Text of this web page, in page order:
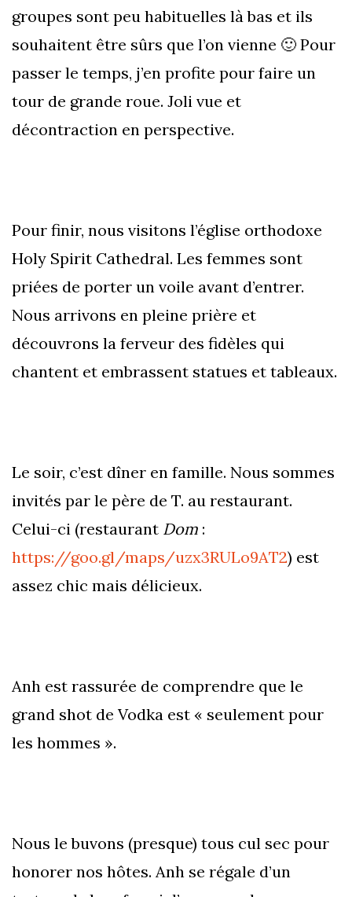
groupes sont peu habituelles là bas et ils
souhaitent être sûrs que l’on vienne 🙂 Pour
passer le temps, j’en profite pour faire un
tour de grande roue. Joli vue et
décontraction en perspective.
Pour finir, nous visitons l’église orthodoxe
Holy Spirit Cathedral. Les femmes sont
priées de porter un voile avant d’entrer.
Nous arrivons en pleine prière et
découvrons la ferveur des fidèles qui
chantent et embrassent statues et tableaux.
Le soir, c’est dîner en famille. Nous sommes
invités par le père de T. au restaurant.
Celui-ci (restaurant Dom :
https://goo.gl/maps/uzx3RULo9AT2) est
assez chic mais délicieux.
Anh est rassurée de comprendre que le
grand shot de Vodka est « seulement pour
les hommes ».
Nous le buvons (presque) tous cul sec pour
honorer nos hôtes. Anh se régale d’un